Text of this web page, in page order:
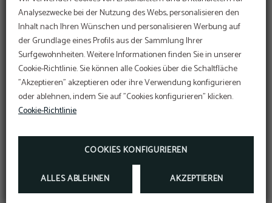
Analysezwecke bei der Nutzung des Webs, personalisieren den
Inhalt nach Ihren Wünschen und personalisieren Werbung auf
der Grundlage eines Profils aus der Sammlung Ihrer
Surfgewohnheiten. Weitere Informationen finden Sie in unserer
Cookie-Richtlinie. Sie können alle Cookies über die Schaltfläche
"Akzeptieren" akzeptieren oder ihre Verwendung konfigurieren
oder ablehnen, indem Sie auf "Cookies konfigurieren" klicken.
Cookie-Richtlinie
COOKIES KONFIGURIEREN
ALLES ABLEHNEN AKZEPTIEREN
WERBEAKTIONEN
Führen Sie den Online-Check-in direkt über die
Website durch:
ONLINE CHECK-IN
ANGEBOT
Web-Rabatt
Erhalten Sie immer den besten Tarif auf unserer
Website.
10
Im Hotel Sant Jordi
engagieren wir uns für die
Erhaltung und den Schutz